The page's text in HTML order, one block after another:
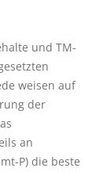
und TM-
weisen auf
der
an
P) die beste